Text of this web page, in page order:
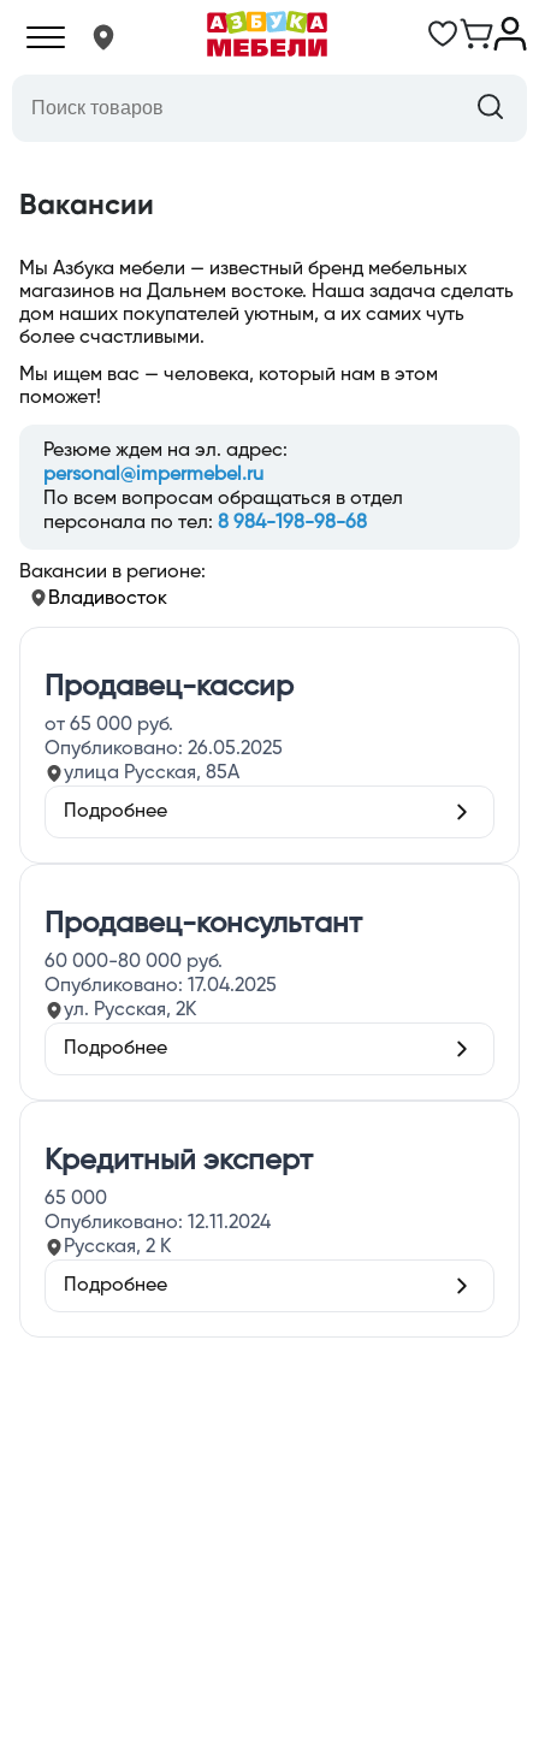
Вакансии
Мы Азбука мебели — известный бренд мебельных
магазинов на Дальнем востоке. Наша задача сделать
дом наших покупателей уютным, а их самих чуть
более счастливыми.
Мы ищем вас — человека, который нам в этом
поможет!
Резюме ждем на эл. адрес:
personal@impermebel.ru
По всем вопросам обращаться в отдел
персонала по тел: 8 984-198-98-68
Вакансии в регионе:
Владивосток
Продавец-кассир
от 65 000 руб.
Опубликовано: 26.05.2025
улица Русская, 85А
Подробнее
Продавец-консультант
60 000-80 000 руб.
Опубликовано: 17.04.2025
ул. Русская, 2К
Подробнее
Кредитный эксперт
65 000
Опубликовано: 12.11.2024
Русская, 2 К
Подробнее